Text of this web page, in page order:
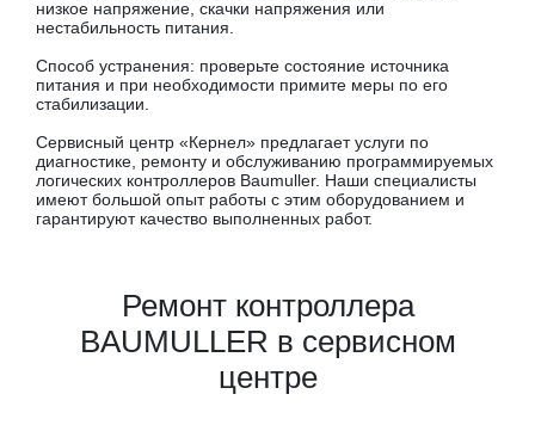
низкое напряжение, скачки напряжения или
нестабильность питания.
Способ устранения: проверьте состояние источника
питания и при необходимости примите меры по его
стабилизации.
Сервисный центр «Кернел» предлагает услуги по
диагностике, ремонту и обслуживанию программируемых
логических контроллеров Baumuller. Наши специалисты
имеют большой опыт работы с этим оборудованием и
гарантируют качество выполненных работ.
Ремонт контроллера
BAUMULLER в сервисном
центре